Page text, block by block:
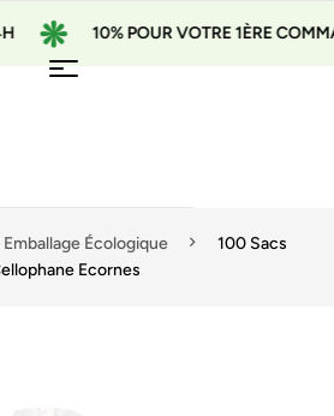
10% POUR VOTRE 1ÈRE
Emballage Écologique
100 Sacs
Ecornes